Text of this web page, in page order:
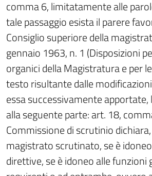
comma 6, limitatamente alle
tale passaggio esista il parere
Consiglio superiore della
gennaio 1963, n. 1 (Disposizioni
organici della Magistratura e per
testo risultante dalle
essa successivamente
alla seguente parte: art. 18,
Commissione di scrutinio
magistrato scrutinato, se è
direttive, se è idoneo alle funzioni